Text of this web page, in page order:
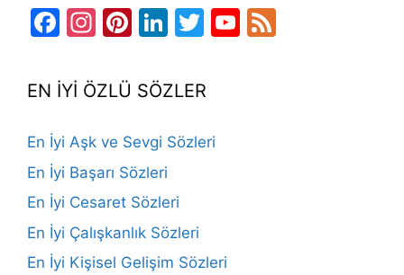
Facebook
Instagram
Pinterest
LinkedIn
TwitterYouTube
EN İYİ ÖZLÜ SÖZLER
En İyi Aşk ve Sevgi Sözleri
En İyi Başarı Sözleri
En İyi Cesaret Sözleri
En İyi Çalışkanlık Sözleri
En İyi Kişisel Gelişim Sözleri